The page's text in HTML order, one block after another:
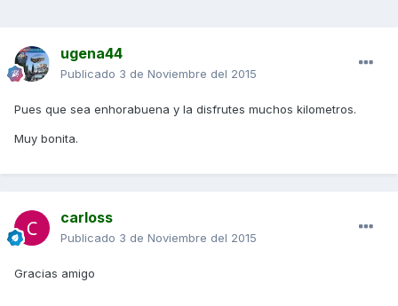
ugena44
Publicado 3 de Noviembre del 2015
Pues que sea enhorabuena y la disfrutes muchos kilometros.
Muy bonita.
carloss
Publicado 3 de Noviembre del 2015
Gracias amigo